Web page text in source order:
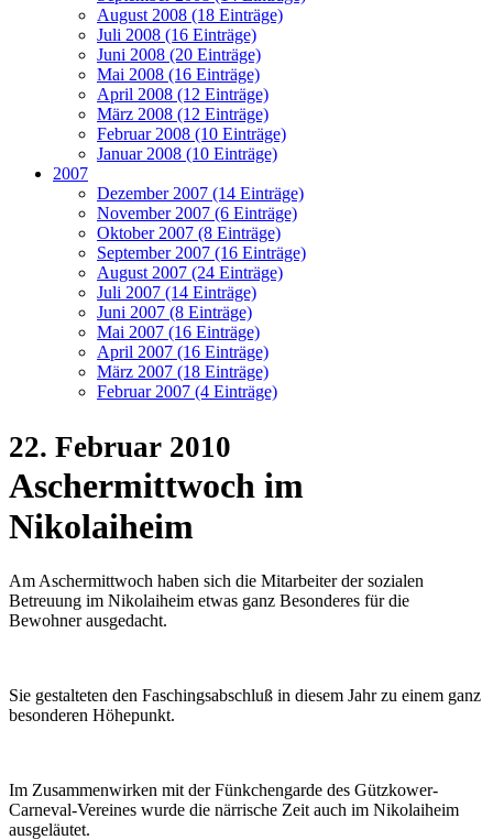
August 2008 (18 Einträge)
Juli 2008 (16 Einträge)
Juni 2008 (20 Einträge)
Mai 2008 (16 Einträge)
April 2008 (12 Einträge)
März 2008 (12 Einträge)
Februar 2008 (10 Einträge)
Januar 2008 (10 Einträge)
2007
Dezember 2007 (14 Einträge)
November 2007 (6 Einträge)
Oktober 2007 (8 Einträge)
September 2007 (16 Einträge)
August 2007 (24 Einträge)
Juli 2007 (14 Einträge)
Juni 2007 (8 Einträge)
Mai 2007 (16 Einträge)
April 2007 (16 Einträge)
März 2007 (18 Einträge)
Februar 2007 (4 Einträge)
22. Februar 2010
Aschermittwoch im
Nikolaiheim
Am Aschermittwoch haben sich die Mitarbeiter der sozialen
Betreuung im Nikolaiheim etwas ganz Besonderes für die
Bewohner ausgedacht.
Sie gestalteten den Faschingsabschluß in diesem Jahr zu einem ganz
besonderen Höhepunkt.
Im Zusammenwirken mit der Fünkchengarde des Gützkower-
Carneval-Vereines wurde die närrische Zeit auch im Nikolaiheim
ausgeläutet.